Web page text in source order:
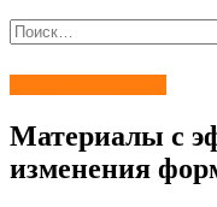
Найти:
Материалы с
изменения